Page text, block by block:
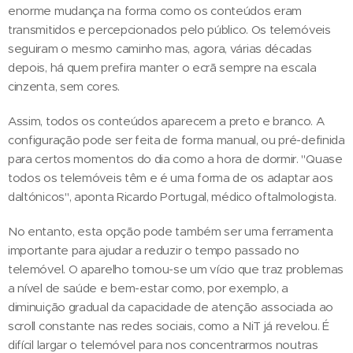
enorme mudança na forma como os conteúdos eram
transmitidos e percepcionados pelo público. Os telemóveis
seguiram o mesmo caminho mas, agora, várias décadas
depois, há quem prefira manter o ecrã sempre na escala
cinzenta, sem cores.
Assim, todos os conteúdos aparecem a preto e branco. A
configuração pode ser feita de forma manual, ou pré-definida
para certos momentos do dia como a hora de dormir. "Quase
todos os telemóveis têm e é uma forma de os adaptar aos
daltónicos", aponta Ricardo Portugal, médico oftalmologista.
No entanto, esta opção pode também ser uma ferramenta
importante para ajudar a reduzir o tempo passado no
telemóvel. O aparelho tornou-se um vício que traz problemas
a nível de saúde e bem-estar como, por exemplo, a
diminuição gradual da capacidade de atenção associada ao
scroll constante nas redes sociais, como a NiT já revelou. É
difícil largar o telemóvel para nos concentrarmos noutras